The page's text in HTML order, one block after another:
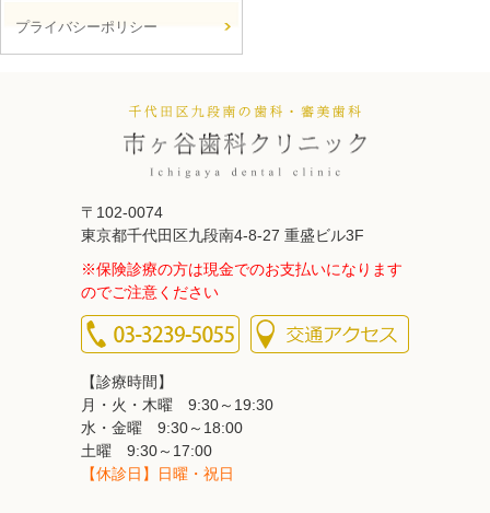
プライバシーポリシー
〒102-0074
東京都千代田区九段南4-8-27 重盛ビル3F
※保険診療の方は現金でのお支払いになります
のでご注意ください
【診療時間】
月・火・木曜 9:30～19:30
水・金曜 9:30～18:00
土曜 9:30～17:00
【休診日】日曜・祝日